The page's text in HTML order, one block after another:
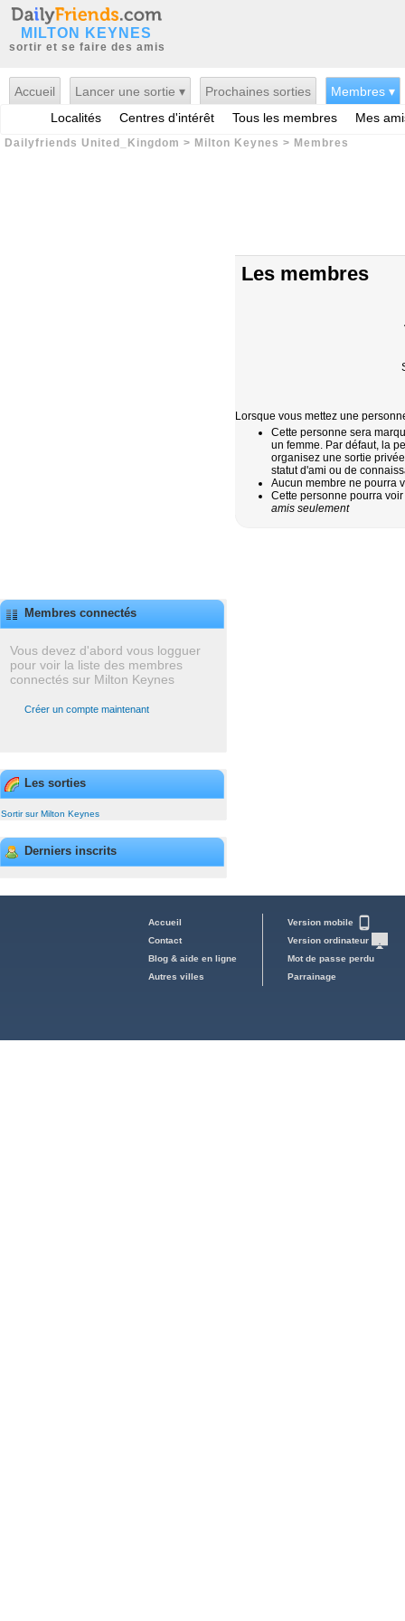
MILTON KEYNES
sortir et se faire des amis
Accueil Lancer une sortie ▾ Prochaines sorties
Membres ▾
Localités
Centres d'intérêt Tous les membres Mes
Dailyfriends United_Kingdom > Milton Keynes > Membres
Membres connectés
Vous devez d'abord vous logguer
pour voir la liste des membres
connectés sur Milton Keynes
Créer un compte maintenant
Les sorties
Sortir sur Milton Keynes
Derniers inscrits
Les membres
Lorsque vous mettez une
Cette personne sera
un femme. Par défaut, la
organisez une sortie
statut d'ami ou de
Aucun membre ne pourra
Cette personne pourra
amis seulement
Accueil
Contact
Blog & aide en ligne
Autres villes
Version mobile
Version ordinateur
Mot de passe perdu
Parrainage